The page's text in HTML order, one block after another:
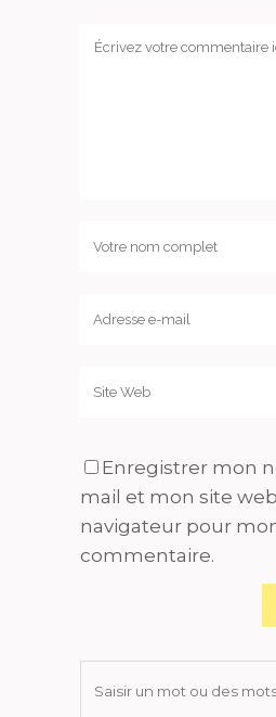
Enregistrer mon
mail et mon site
navigateur pour
commentaire.